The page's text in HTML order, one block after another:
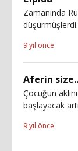
Zamanında
düşürmüşlerdi.
9 yıl önce
Aferin size..
Çocuğun
başlayacak
9 yıl önce